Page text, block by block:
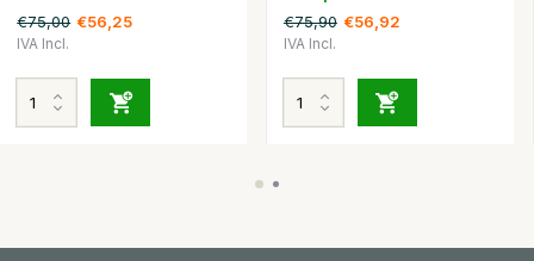
€75,00 €56,25
IVA Incl.
€75,90 €56,92
IVA Incl.